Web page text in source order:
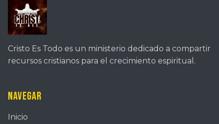
Cristo Es Todo es un ministerio dedicado a compartir
recursos cristianos para el crecimiento espiritual.
Navegar
Inicio